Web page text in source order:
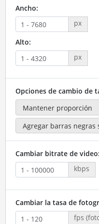
Ancho:
px
Alto:
px
Opciones de cambio de
Cambiar bitrate de video:
kbps
Cambiar la tasa de
fps